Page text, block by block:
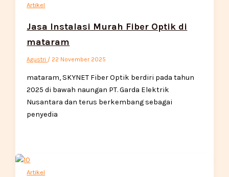
Artikel
Jasa Instalasi Murah Fiber Optik di
mataram
Agustri / 22 November 2025
mataram, SKYNET Fiber Optik berdiri pada tahun
2025 di bawah naungan PT. Garda Elektrik
Nusantara dan terus berkembang sebagai
penyedia
Artikel